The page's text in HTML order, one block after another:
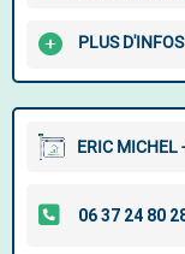
PLUS
ERIC